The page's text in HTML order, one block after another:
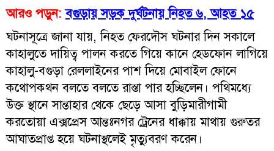
আরও পড়ুন: বগুড়ায় সড়ক দুর্ঘটনায় নিহত ৬, আহত ১৫
ঘটনাসূত্রে জানা যায়, নিহত ফেরদৌস ঘটনার দিন সকালে
কাহালুতে দায়িত্ব পালন করতে গিয়ে কানে হেডফোন লাগিয়ে
কাহালু-বগুড়া রেললাইনের পাশ দিয়ে মোবাইল ফোনে
কথোপকথন বলতে বলতে রাস্তা পার হচ্ছিলেন। পথিমধ্যে
উক্ত স্থানে সান্তাহার থেকে ছেড়ে আসা বুড়িমারীগামী
করতোয়া এক্সপ্রেস আন্তঃনগর ট্রেনের ধাক্কায় মাথায় গুরুতর
আঘাতপ্রাপ্ত হয়ে ঘটনাস্থলেই মৃত্যুবরণ করেন।